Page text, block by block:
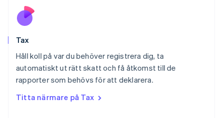
Tax
Håll koll på var du behöver registrera dig, ta
automatiskt ut rätt skatt och få åtkomst till de
rapporter som behövs för att deklarera.
Titta närmare på Tax
English
Portugal
Schweiz
DeutschFrançaisItalianoEnglish
Singapore
Slovakien